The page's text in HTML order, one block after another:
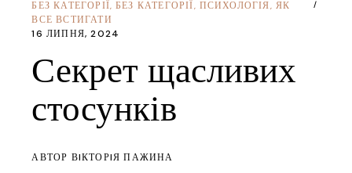
БЕЗ КАТЕГОРІЇ БЕЗ КАТЕГОРІЇ ПСИХОЛОГІЯ ЯК
ВСЕ ВСТИГАТИ
16 ЛИПНЯ, 2024
Секрет щасливих
стосунків
АВТОР ВIКТОРIЯ ПАЖИНА